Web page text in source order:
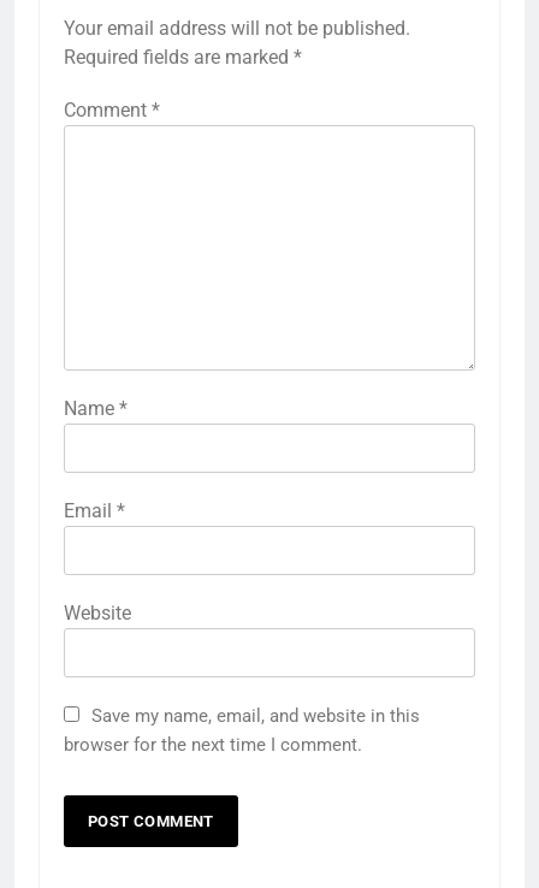
Your email address will not be published.
Required fields are marked *
Comment *
Name *
Email *
Website
Save my name, email, and website in this
browser for the next time I comment.